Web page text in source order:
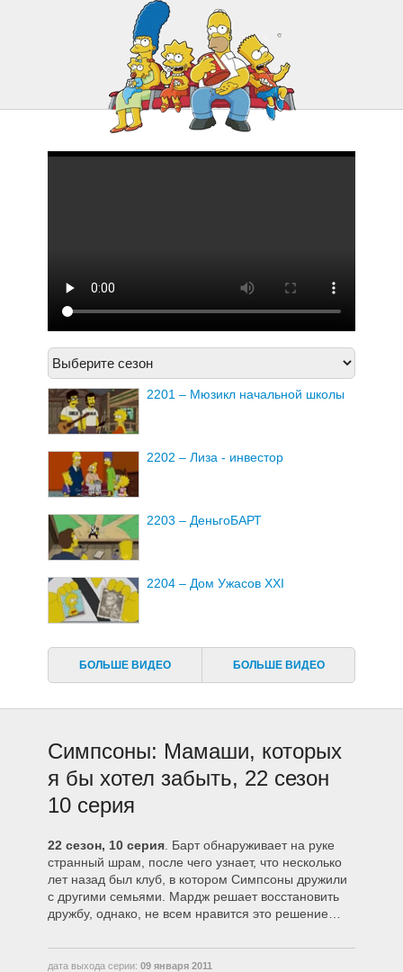
2221 – 500 ключей
2201 – Мюзикл начальной школы
2202 – Лиза - инвестор
2203 – ДеньгоБАРТ
2204 – Дом Ужасов ХХI
жизнь
2207 – Как громко жует эта птичка
в окне?
2209 – Толстяк Донни
БОЛЬШЕ ВИДЕО БОЛЬШЕ ВИДЕО
Симпсоны: Мамаши, которых
я бы хотел забыть, 22 сезон
10 серия
22 сезон, 10 серия . Барт обнаруживает на руке
странный шрам, после чего узнает, что несколько
лет назад был клуб, в котором Симпсоны дружили
с другими семьями. Мардж решает восстановить
дружбу, однако, не всем нравится это решение…
дата выхода серии: 09 января 2011